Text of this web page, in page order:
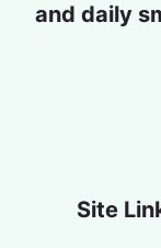
and daily
Site